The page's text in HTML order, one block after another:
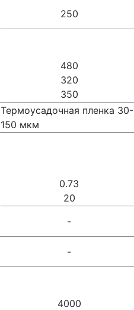
250
480
320
350
Термоусадочная пленка 30-
150 мкм
0.73
20
-
-
4000